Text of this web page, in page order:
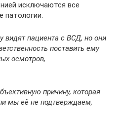
исключаются все
патологии.
видят пациента с ВСД, но они
поставить ему
осмотров,
причину, которая
мы её не подтверждаем,